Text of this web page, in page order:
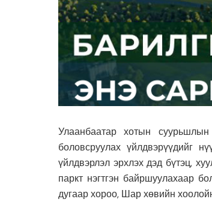
Улаанбаатар хотын
боловсруулах үйлдвэрүүдийг
үйлдвэрлэл эрхлэх дэд бүтэц,
паркт нэгтгэн байршуулахаар
дугаар хороо, Шар хөвийн